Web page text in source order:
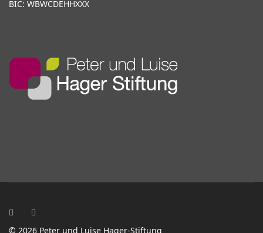
BIC: WBWCDEHHXXX
© 2026 Peter und Luise Hager-Stiftung